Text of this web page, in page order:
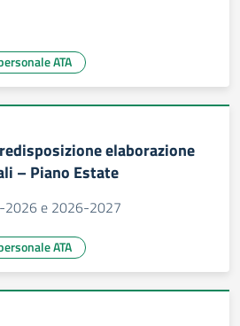
ATA
elaborazione
– Piano Estate
2026 e 2026-2027
ATA